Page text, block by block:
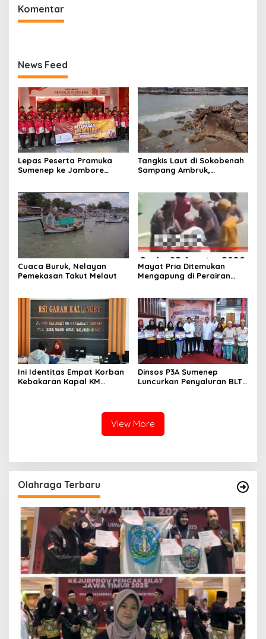
Komentar
News Feed
Lepas Peserta Pramuka
Sumenep ke Jambore
Tangkis Laut di Sokobenah
Sampang Ambruk,
Cuaca Buruk, Nelayan
Pemekasan Takut Melaut
Mayat Pria Ditemukan
Mengapung di Perairan
Ini Identitas Empat Korban
Kebakaran Kapal KM
Dinsos P3A Sumenep
Luncurkan Penyaluran BLT
View More
Olahraga Terbaru